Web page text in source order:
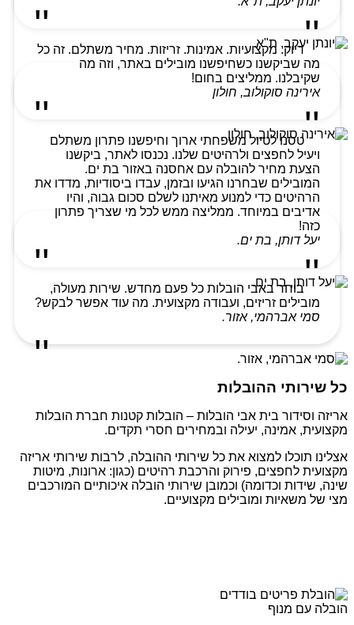
דיוק. מקצועיות. אמינות. זריזות. מחיר משתלם. זה כל
מה שביקשנו כשחיפשנו מובילים באתר, וזה מה
שקיבלנו. ממליצים בחום!
אירינה סוקולוב, חולון
טסנו לטיול משפחתי ארוך וחיפשנו פתרון משתלם
ויעיל לחפצים ולרהיטים שלנו. נכנסו לאתר, ביקשנו
הצעת מחיר להובלה עם אחסנה באזור בת ים.
המובילים שבחרנו הגיעו ובזמן, עבדו ביסודיות, מדדו את
הרהיטים כדי למנוע מאיתנו לשלם סכום גבוה, והיו
אדיבים במיוחד. ממליצה ממש לכל מי שצריך פתרון
כזה!
יעל דותן, בת ים.
בוחר באבי הובלות כל פעם מחדש. שירות מעולה,
מובילים זריזים, ועבודה מקצועית. מה עוד אפשר לבקש?
סמי אברהמי, אזור.
כל שירותי ההובלות
אריזה וסידור בית אבי הובלות – הובלות קטנות חברת הובלות
מקצועית, אמינה, יעילה ובמחירים חסרי תקדים.
אצלינו תוכלו למצוא את כל שירותי ההובלה, לרבות שירותי אריזה
מקצועית לחפצים, פירוק והרכבת רהיטים (כגון: ארונות, מיטות
שינה, שידות וכדומה) וכמובן שירותי הובלה איכותיים המורכבים
מצי של משאיות ומובילים מקצועיים.
הובלה עם מנוף